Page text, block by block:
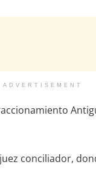
ADVERTISEMENT
conciliador,